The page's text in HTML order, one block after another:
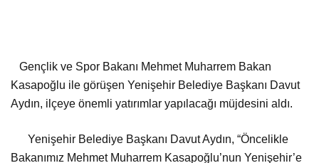
Gençlik ve Spor Bakanı Mehmet Muharrem Bakan
Kasapoğlu ile görüşen Yenişehir Belediye Başkanı Davut
Aydın, ilçeye önemli yatırımlar yapılacağı müjdesini aldı.
Yenişehir Belediye Başkanı Davut Aydın, “Öncelikle
Bakanımız Mehmet Muharrem Kasapoğlu’nun Yenişehir’e